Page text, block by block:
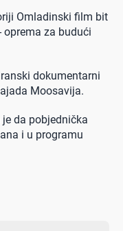
Omladinski film bit
oprema za budući
dokumentarni
Moosavija.
da pobjednička
i u programu